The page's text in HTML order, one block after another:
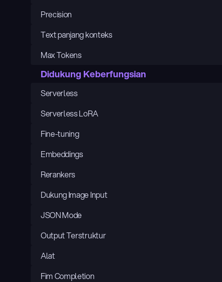
Precision
Text panjang konteks
Max Tokens
Didukung Keberfungsian
Serverless
Serverless LoRA
Fine-tuning
Embeddings
Rerankers
Dukung Image Input
JSON Mode
Output Terstruktur
Alat
Fim Completion